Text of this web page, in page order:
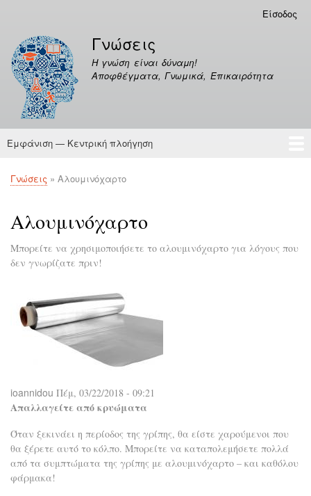
περιεχόμενο
λογαριασμού
χρήστη
Είσοδος
Γνώσεις
Η γνώση είναι δύναμη!
Αποφθέγματα, Γνωμικά, Επικαιρότητα
Κεντρική
Εμφάνιση — Κεντρική πλοήγηση
Γνώσεις
Αποφθέγματα
Breadcrumb
Γνώσεις Αλουμινόχαρτο
Αλουμινόχαρτο
Μπορείτε να χρησιμοποιήσετε το αλουμινόχαρτο για λόγους που
δεν γνωρίζατε πριν!
ioannidou Πέμ, 03/22/2018 - 09:21
Απαλλαγείτε από κρυώματα
Όταν ξεκινάει η περίοδος της γρίπης, θα είστε χαρούμενοι που
θα ξέρετε αυτό το κόλπο. Μπορείτε να καταπολεμήσετε πολλά
από τα συμπτώματα της γρίπης με αλουμινόχαρτο – και καθόλου
φάρμακα!